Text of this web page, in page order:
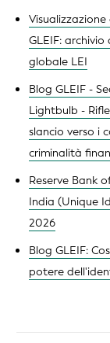
GLEIF:
globale LEI
Blog GLEIF -
Lightbulb -
slancio verso i
criminalità
Reserve Bank
India (Unique
2026
Blog GLEIF:
potere